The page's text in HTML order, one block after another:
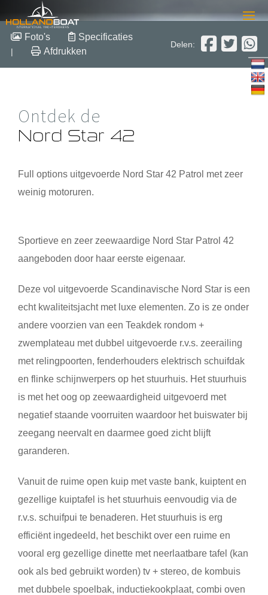
Nord Star 42
Verkocht
Foto's Specificaties
| Afdrukken
Delen:
Ontdek de
Nord Star 42
Full options uitgevoerde Nord Star 42 Patrol met zeer
weinig motoruren.
Sportieve en zeer zeewaardige Nord Star Patrol 42
aangeboden door haar eerste eigenaar.
Deze vol uitgevoerde Scandinavische Nord Star is een
echt kwaliteitsjacht met luxe elementen. Zo is ze onder
andere voorzien van een Teakdek rondom +
zwemplateau met dubbel uitgevoerde r.v.s. zeerailing
met relingpoorten, fenderhouders elektrisch schuifdak
en flinke schijnwerpers op het stuurhuis. Het stuurhuis
is met het oog op zeewaardigheid uitgevoerd met
negatief staande voorruiten waardoor het buiswater bij
zeegang neervalt en daarmee goed zicht blijft
garanderen.
Vanuit de ruime open kuip met vaste bank, kuiptent en
gezellige kuiptafel is het stuurhuis eenvoudig via de
r.v.s. schuifpui te benaderen. Het stuurhuis is erg
efficiënt ingedeeld, het beschikt over een ruime en
vooral erg gezellige dinette met neerlaatbare tafel (kan
ook als bed gebruikt worden) tv + stereo, de kombuis
met dubbele spoelbak, inductiekookplaat, combi oven